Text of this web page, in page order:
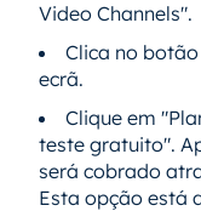
Video Channels".
Clica no
ecrã.
Clique em
teste gratuito".
será cobrado
Esta opção está